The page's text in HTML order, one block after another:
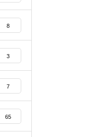
8
3
7
65